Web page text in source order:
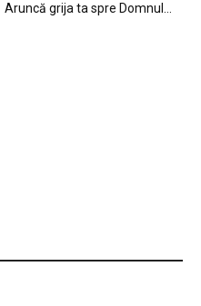
Aruncă grija ta spre Domnul…